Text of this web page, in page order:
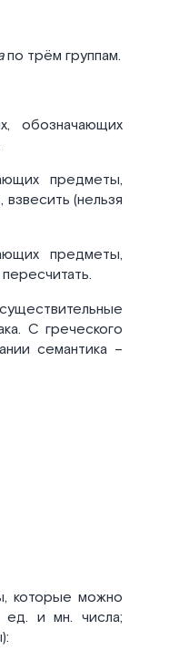
по трём группам.
обозначающих
предметы,
(нельзя
предметы,
С греческого
семантика –
которые можно
ед. и мн. числа;